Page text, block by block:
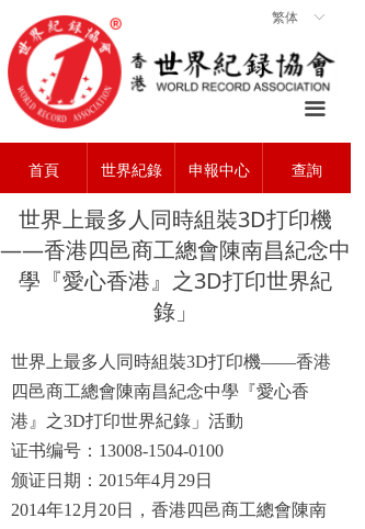
首頁 世界紀錄 申報中心 查詢
ꀅ
繁体
끀
ꀇ 首頁
ꄃ 關於協會
ꁡ 世界紀錄
ꄠ 查詢中心
ꂐ 申報中心
ꂀ 常見問題
世界上最多人同時組裝3D打印機
——香港四邑商工總會陳南昌紀念中
學『愛心香港』之3D打印世界紀
錄」
世界上最多人同時組裝3D打印機——香港
四邑商工總會陳南昌紀念中學『愛心香
港』之3D打印世界紀錄」活動
证书编号： 13008-1504-0100
颁证日期： 2015年4月29日
2014年12 月 20日
，香港四邑商工總會陳南